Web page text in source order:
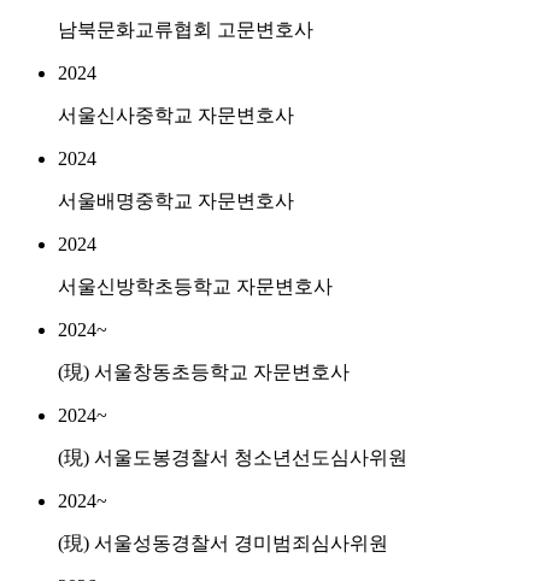
남북문화교류협회 고문변호사
2024
서울신사중학교 자문변호사
2024
서울배명중학교 자문변호사
2024
서울신방학초등학교 자문변호사
2024~
(現) 서울창동초등학교 자문변호사
2024~
(現) 서울도봉경찰서 청소년선도심사위원
2024~
(現) 서울성동경찰서 경미범죄심사위원